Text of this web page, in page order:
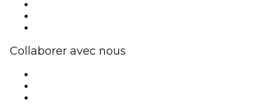
Collaborer avec nous